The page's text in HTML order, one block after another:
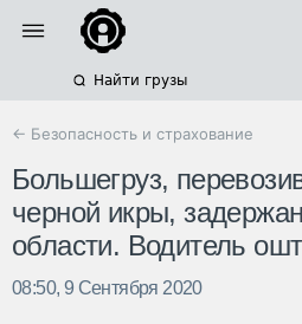
Найти грузы
← Безопасность и страхование
Большегруз,
черной икры,
области. Водитель
08:50, 9 Сентября 2020